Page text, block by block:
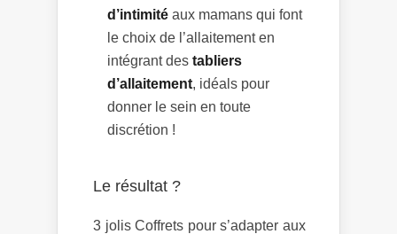
d’intimité aux mamans qui font
le choix de l’allaitement en
intégrant des tabliers
d’allaitement, idéals pour
donner le sein en toute
discrétion !
Le résultat ?
3 jolis Coffrets pour s’adapter aux